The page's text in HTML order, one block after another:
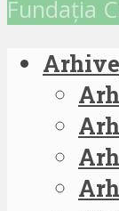
Fundația
Arhive